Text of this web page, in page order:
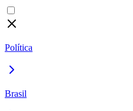
Política
Brasil